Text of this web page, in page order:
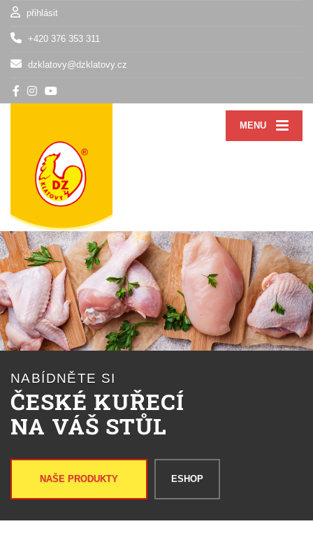
přihlásit
+420 376 353 311
dzklatovy@dzklatovy.cz
MENU
NABÍDNĚTE SI
ČESKÉ KUŘECÍ
NA VÁŠ STŮL
NAŠE PRODUKTY ESHOP